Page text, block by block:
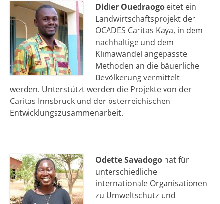
Didier Ouedraogo eitet ein
Landwirtschaftsprojekt der
OCADES Caritas Kaya, in dem
nachhaltige und dem
Klimawandel angepasste
Methoden an die bäuerliche
Bevölkerung vermittelt
werden. Unterstützt werden die Projekte von der
Caritas Innsbruck und der österreichischen
Entwicklungszusammenarbeit.
Odette Savadogo hat für
unterschiedliche
internationale Organisationen
zu Umweltschutz und